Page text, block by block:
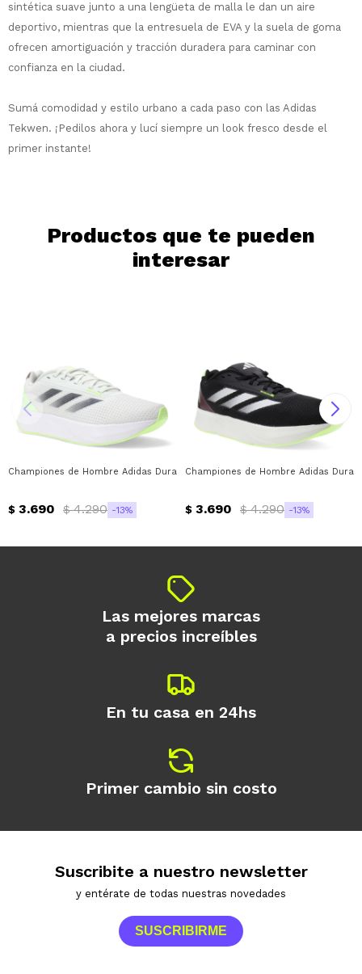
sintética suave junto a una lengüeta de malla le dan un aire
deportivo, mientras que la entresuela de EVA y la suela de goma
ofrecen amortiguación y tracción duradera para caminar con
confianza en la ciudad.
Sumá comodidad y estilo urbano a cada paso con las Adidas
Tekwen. ¡Pedilos ahora y lucí siempre un look fresco desde el
primer instante!
Productos que te pueden
interesar
Championes de Hombre Adidas Duramo SL Adidas - Gris - Negro - Verde
$ 3.690 $ 4.290 13
Championes de Hombre Adidas
$ 3.690 $ 4.290 13
Las mejores marcas
a precios increíbles
En tu casa en 24hs
Primer cambio sin costo
Suscribite a nuestro newsletter
y entérate de todas nuestras novedades
SUSCRIBIRME
Comprá ahora y Pagá
Después, hasta en 12
cuotas y sin tocar tu
tarjeta de crédito
Verifica si estás calificado para comprar
con Pago Después:
Cédula de identidad
Fecha de nacimiento
Estás calificado para comprar usando Pago
Después.
Ups!
Parece que no tenes oferta, lamentamos
contactanos en
preguntas@pagodespues.com.uy
¡Algo salió mal!